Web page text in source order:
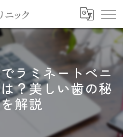
ラミネートべニ
？美しい歯の秘
解説